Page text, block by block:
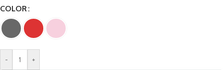
COLOR
- +